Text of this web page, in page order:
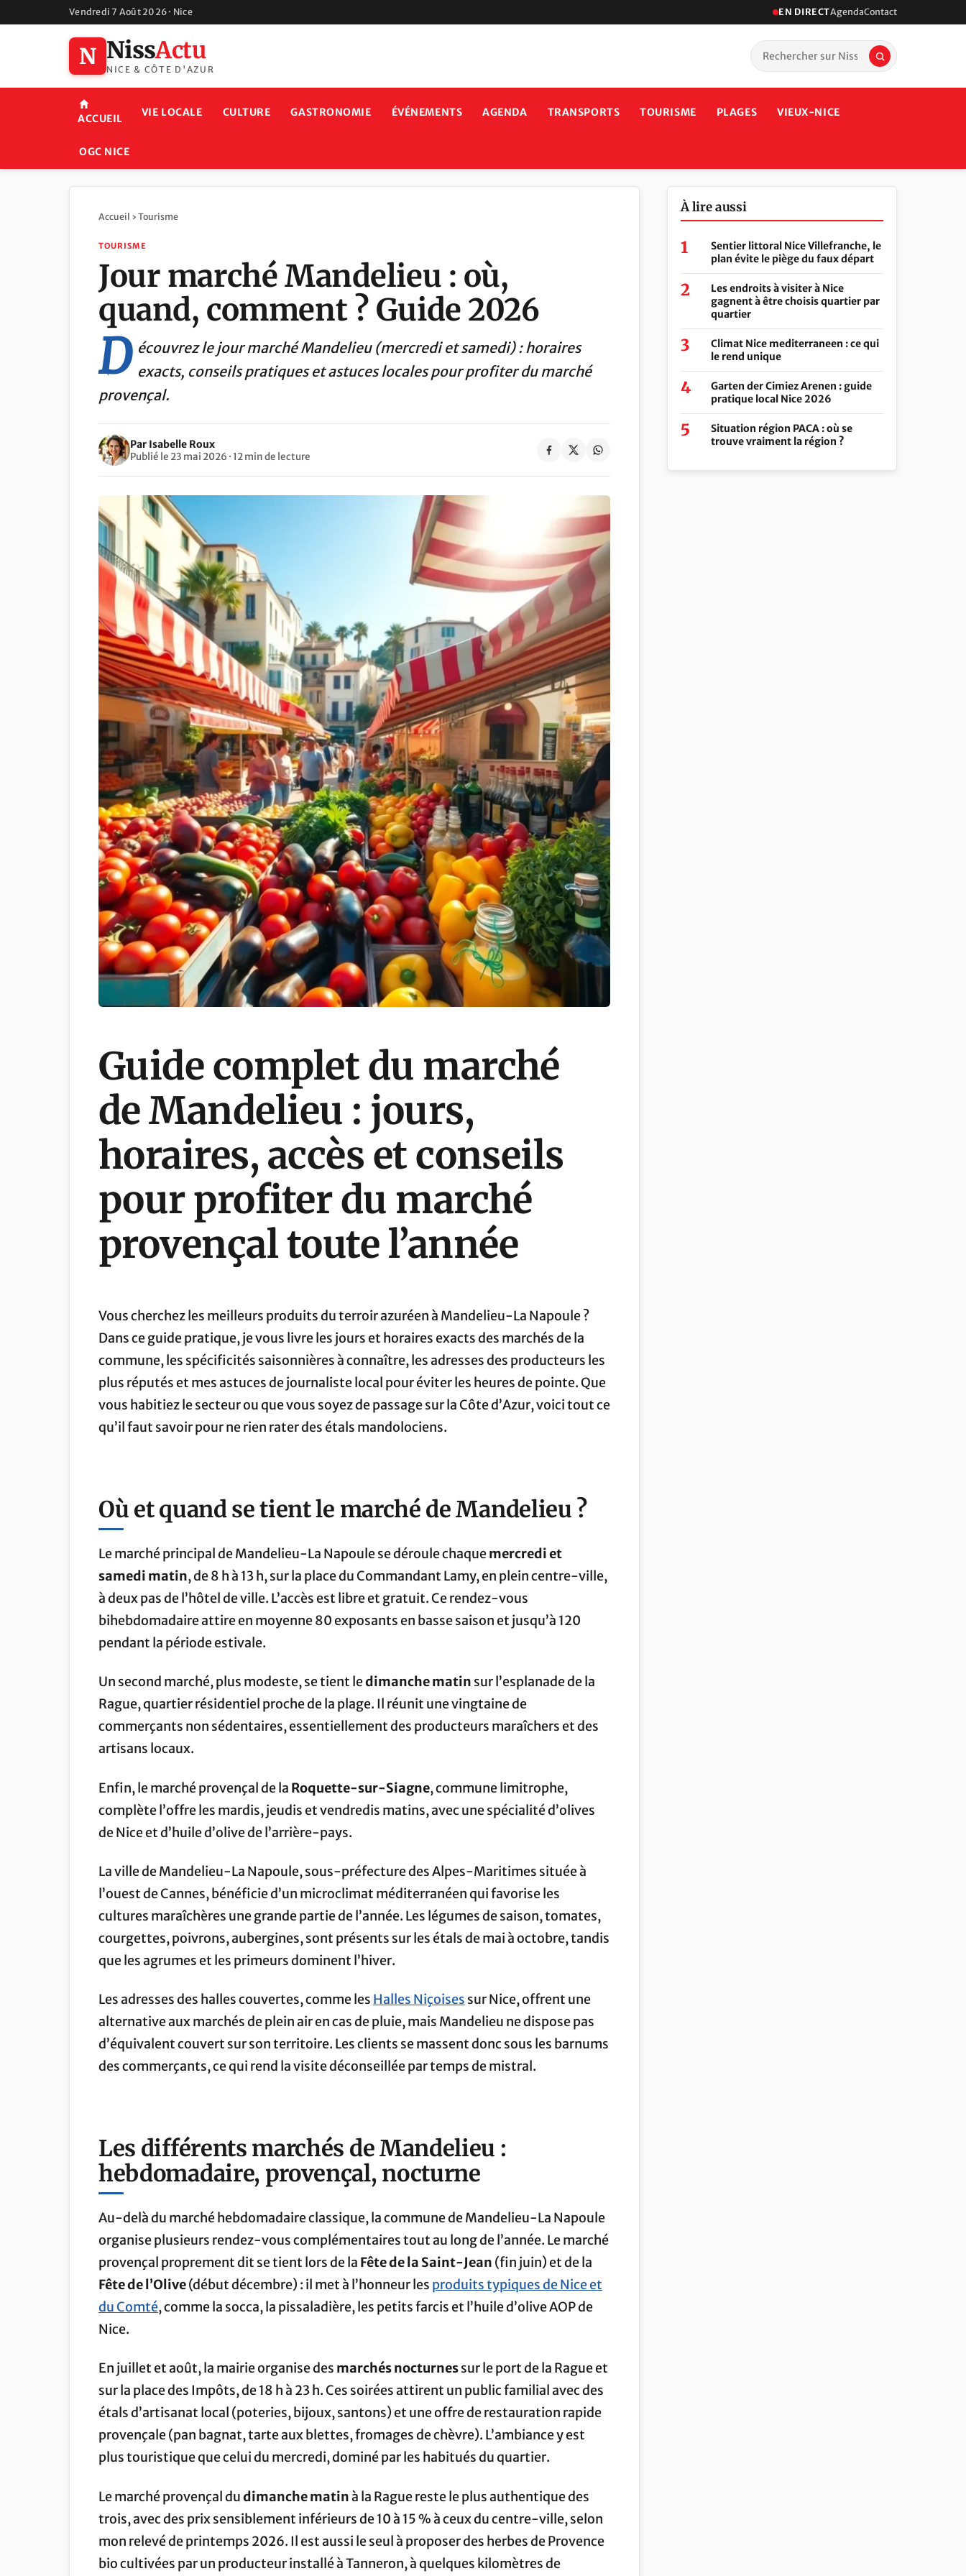
Vendredi 7 Août 2026 · Nice EN DIRECTAgendaContact
N NissActu
NICE & CÔTE D'AZUR
ACCUEIL VIE LOCALE CULTURE GASTRONOMIE ÉVÉNEMENTS AGENDA TRANSPORTS TOURISME PLAGES VIEUX-NICE
OGC NICE
Accueil › Tourisme
TOURISME
Jour marché Mandelieu : où,
quand, comment ? Guide 2026
D écouvrez le jour marché Mandelieu (mercredi et samedi) : horaires
exacts, conseils pratiques et astuces locales pour profiter du marché
provençal.
Par Isabelle Roux
Publié le 23 mai 2026 · 12 min de lecture
Guide complet du marché
de Mandelieu : jours,
horaires, accès et conseils
pour profiter du marché
provençal toute l’année
Vous cherchez les meilleurs produits du terroir azuréen à Mandelieu-La Napoule ?
Dans ce guide pratique, je vous livre les jours et horaires exacts des marchés de la
commune, les spécificités saisonnières à connaître, les adresses des producteurs les
plus réputés et mes astuces de journaliste local pour éviter les heures de pointe. Que
vous habitiez le secteur ou que vous soyez de passage sur la Côte d’Azur, voici tout ce
qu’il faut savoir pour ne rien rater des étals mandolociens.
Où et quand se tient le marché de Mandelieu ?
Le marché principal de Mandelieu-La Napoule se déroule chaquemercredi et
samedi matin, de 8 h à 13 h, sur la place du Commandant Lamy, en plein centre-ville,
à deux pas de l’hôtel de ville. L’accès est libre et gratuit. Ce rendez-vous
bihebdomadaire attire en moyenne 80 exposants en basse saison et jusqu’à 120
pendant la période estivale.
Un second marché, plus modeste, se tient ledimanche matin sur l’esplanade de la
Rague, quartier résidentiel proche de la plage. Il réunit une vingtaine de
commerçants non sédentaires, essentiellement des producteurs maraîchers et des
artisans locaux.
Enfin, le marché provençal de la Roquette-sur-Siagne, commune limitrophe,
complète l’offre les mardis, jeudis et vendredis matins, avec une spécialité d’olives
de Nice et d’huile d’olive de l’arrière-pays.
La ville de Mandelieu-La Napoule, sous-préfecture des Alpes-Maritimes située à
l’ouest de Cannes, bénéficie d’un microclimat méditerranéen qui favorise les
cultures maraîchères une grande partie de l’année. Les légumes de saison, tomates,
courgettes, poivrons, aubergines, sont présents sur les étals de mai à octobre, tandis
que les agrumes et les primeurs dominent l’hiver.
Les adresses des halles couvertes, comme les Halles Niçoises sur Nice, offrent une
alternative aux marchés de plein air en cas de pluie, mais Mandelieu ne dispose pas
d’équivalent couvert sur son territoire. Les clients se massent donc sous les barnums
des commerçants, ce qui rend la visite déconseillée par temps de mistral.
Les différents marchés de Mandelieu :
hebdomadaire, provençal, nocturne
Au-delà du marché hebdomadaire classique, la commune de Mandelieu-La Napoule
organise plusieurs rendez-vous complémentaires tout au long de l’année. Le marché
provençal proprement dit se tient lors de la Fête de la Saint-Jean (fin juin) et de la
Fête de l’Olive(début décembre) : il met à l’honneur les produits typiques de Nice et
du Comté, comme la socca, la pissaladière, les petits farcis et l’huile d’olive AOP de
Nice.
En juillet et août, la mairie organise des marchés nocturnessur le port de la Rague et
sur la place des Impôts, de 18 h à 23 h. Ces soirées attirent un public familial avec des
étals d’artisanat local (poteries, bijoux, santons) et une offre de restauration rapide
provençale (pan bagnat, tarte aux blettes, fromages de chèvre). L’ambiance y est
plus touristique que celui du mercredi, dominé par les habitués du quartier.
Le marché provençal dudimanche matinà la Rague reste le plus authentique des
trois, avec des prix sensiblement inférieurs de 10 à 15 % à ceux du centre-ville, selon
mon relevé de printemps 2026. Il est aussi le seul à proposer des herbes de Provence
bio cultivées par un producteur installé à Tanneron, à quelques kilomètres de
À lire aussi
Sentier littoral Nice Villefranche, le
plan évite le piège du faux départ
Les endroits à visiter à Nice
gagnent à être choisis quartier par
quartier
Climat Nice mediterraneen : ce qui
le rend unique
Garten der Cimiez Arenen : guide
pratique local Nice 2026
Situation région PACA : où se
trouve vraiment la région ?